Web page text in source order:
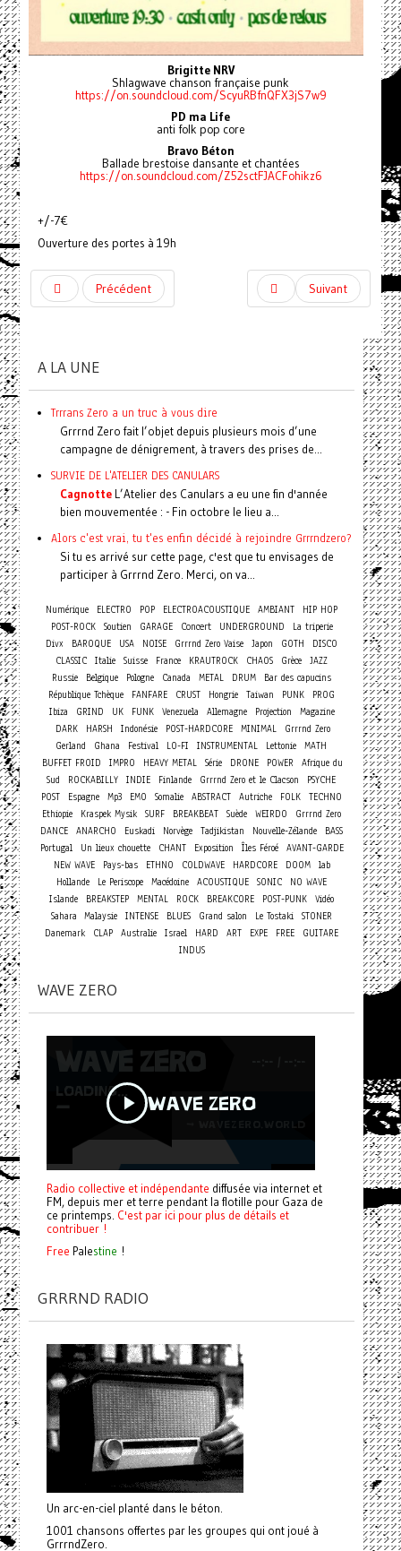
Brigitte NRV
Shlagwave chanson française punk
https://on.soundcloud.com/ScyuRBfnQFX3jS7w9
PD ma Life
anti folk pop core
Bravo Béton
Ballade brestoise dansante et chantées
https://on.soundcloud.com/Z52sctFJACFohikz6
+/-7€
Ouverture des portes à 19h
Précédent Suivant
A LA UNE
Trrrans Zero a un truc à vous dire
Grrrnd Zero fait l’objet depuis plusieurs mois d’une
campagne de dénigrement, à travers des prises de...
SURVIE DE L'ATELIER DES CANULARS
CagnotteL’Atelier des Canulars a eu une fin d'année
bien mouvementée : - Fin octobre le lieu a...
Alors c'est vrai, tu t'es enfin décidé à rejoindre Grrrndzero?
Si tu es arrivé sur cette page, c'est que tu envisages de
participer à Grrrnd Zero. Merci, on va...
Numérique ELECTRO POP ELECTROACOUSTIQUE AMBIANT
HIP HOP
POST-ROCK
Soutien GARAGE Concert UNDERGROUND
La triperie
Divx
BAROQUE USA NOISE Grrrnd Zero Vaise Japon GOTH
DISCO
CLASSIC Italie Suisse France KRAUTROCK CHAOS Grèce JAZZ
Russie
Belgique Pologne Canada METAL DRUM
Bar des capucins
République Tchèque
FANFARE CRUST Hongrie Taiwan PUNK
PROG
Ibiza
GRIND UK FUNK Venezuela Allemagne Projection
Magazine
DARK
HARSH Indonésie POST-HARDCORE MINIMAL
Grrrnd Zero
Gerland
Ghana Festival LO-FI INSTRUMENTAL Lettonie
MATH
BUFFET FROID
IMPRO HEAVY METAL Série DRONE POWER
Afrique du
Sud
ROCKABILLY INDIE Finlande Grrrnd Zero et le Clacson
PSYCHE
POST
Espagne Mp3 EMO Somalie ABSTRACT Autriche FOLK TECHNO
Ethiopie
Kraspek Mysik SURF BREAKBEAT Suède WEIRDO
Grrrnd Zero
DANCE ANARCHO Euskadi Norvège Tadjikistan Nouvelle-Zélande
BASS
Portugal
Un lieux chouette CHANT Exposition Îles Féroé
AVANT-GARDE
NEW WAVE
Pays-bas ETHNO COLDWAVE HARDCORE DOOM
lab
Hollande
Le Periscope Macédoine ACOUSTIQUE SONIC
NO WAVE
Islande
BREAKSTEP MENTAL ROCK BREAKCORE POST-PUNK Vidéo
Sahara Malaysie INTENSE BLUES Grand salon Le Tostaki STONER
Danemark
CLAP Australie Israel HARD ART EXPE FREE
GUITARE
INDUS
WAVE ZERO
Radio collective et indépendante diffusée via internet et
FM, depuis mer et terre pendant la flotille pour Gaza de
ce printemps. C'est par ici pour plus de détails et
contribuer !
Free Palestine !
GRRRND RADIO
Un arc-en-ciel planté dans le béton.
1001 chansons offertes par les groupes qui ont joué à
GrrrndZero.